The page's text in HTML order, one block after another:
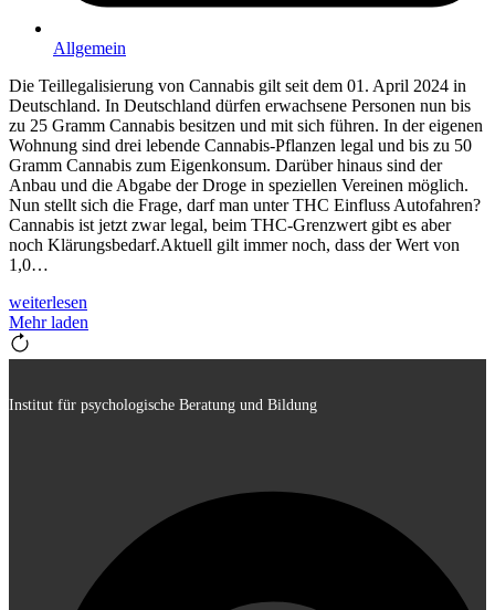
Allgemein
Die Teillegalisierung von Cannabis gilt seit dem 01. April 2024 in
Deutschland. In Deutschland dürfen erwachsene Personen nun bis
zu 25 Gramm Cannabis besitzen und mit sich führen. In der eigenen
Wohnung sind drei lebende Cannabis-Pflanzen legal und bis zu 50
Gramm Cannabis zum Eigenkonsum. Darüber hinaus sind der
Anbau und die Abgabe der Droge in speziellen Vereinen möglich.
Nun stellt sich die Frage, darf man unter THC Einfluss Autofahren?
Cannabis ist jetzt zwar legal, beim THC-Grenzwert gibt es aber
noch Klärungsbedarf.Aktuell gilt immer noch, dass der Wert von
1,0…
weiterlesen
Mehr laden
Institut für psychologische Beratung und Bildung